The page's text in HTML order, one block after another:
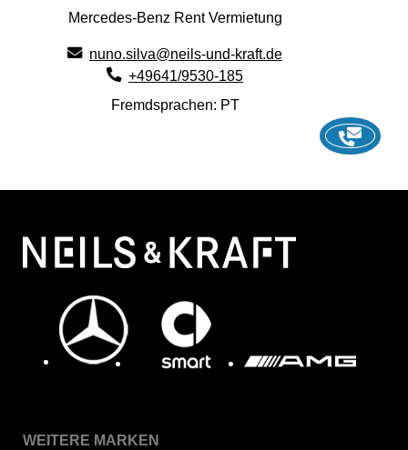
Mercedes-Benz Rent Vermietung
nuno.silva@neils-und-kraft.de
+49641/9530-185
Fremdsprachen: PT
WEITERE MARKEN